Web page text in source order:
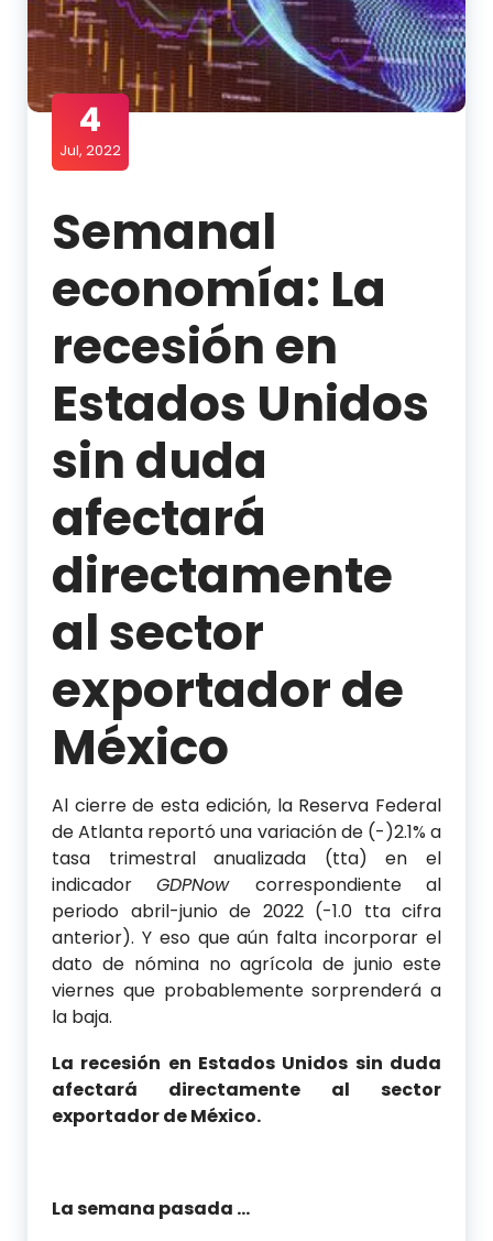
4
Jul, 2022
Semanal
economía: La
recesión en
Estados Unidos
sin duda
afectará
directamente
al sector
exportador de
México
Al cierre de esta edición, la Reserva Federal
de Atlanta reportó una variación de (-)2.1% a
tasa trimestral anualizada (tta) en el
indicadorGDPNow correspondiente al
periodo abril-junio de 2022 (-1.0 tta cifra
anterior). Y eso que aún falta incorporar el
dato de nómina no agrícola de junio este
viernes que probablemente sorprenderá a
la baja.
La recesión en Estados Unidos sin duda
afectará directamente al sector
exportador de México.
La semana pasada …